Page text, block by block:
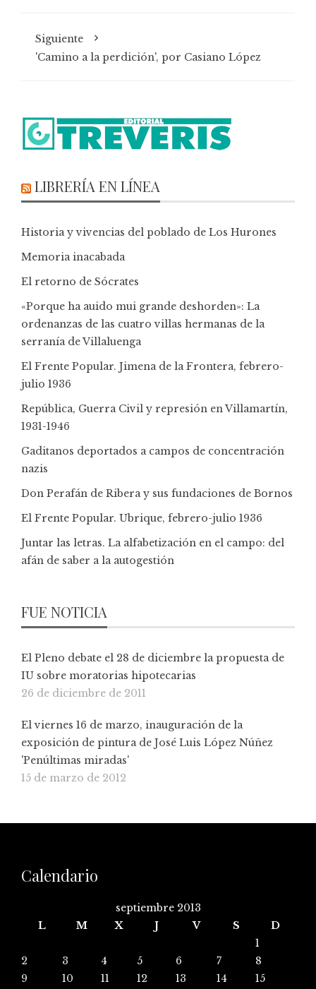
Siguiente
'Camino a la perdición', por Casiano López
LIBRERÍA EN LÍNEA
Historia y vivencias del poblado de Los Hurones
Memoria inacabada
El retorno de Sócrates
«Porque ha auido mui grande deshorden»: La
ordenanzas de las cuatro villas hermanas de la
serranía de Villaluenga
El Frente Popular. Jimena de la Frontera, febrero-
julio 1936
República, Guerra Civil y represión en Villamartín,
1931-1946
Gaditanos deportados a campos de concentración
nazis
Don Perafán de Ribera y sus fundaciones de Bornos
El Frente Popular. Ubrique, febrero-julio 1936
Juntar las letras. La alfabetización en el campo: del
afán de saber a la autogestión
FUE NOTICIA
El Pleno debate el 28 de diciembre la propuesta de
IU sobre moratorias hipotecarias
26 de diciembre de 2011
El viernes 16 de marzo, inauguración de la
exposición de pintura de José Luis López Núñez
'Penúltimas miradas'
15 de marzo de 2012
Calendario
septiembre 2013
L
M X J V S
D
1
2
3 4 5 6 7
8
9
10 11 12 13 14
15